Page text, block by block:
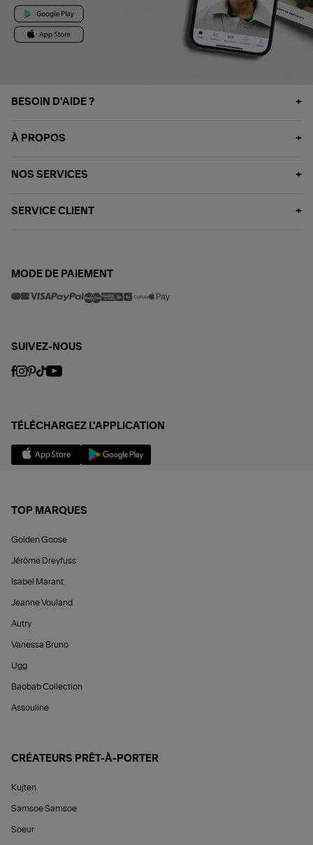
BESOIN D'AIDE ?
À PROPOS
NOS SERVICES
SERVICE CLIENT
MODE DE PAIEMENT
SUIVEZ-NOUS
TÉLÉCHARGEZ L'APPLICATION
TOP MARQUES
Golden Goose
Jérôme Dreyfuss
Isabel Marant
Jeanne Vouland
Autry
Vanessa Bruno
Ugg
Baobab Collection
Assouline
CRÉATEURS PRÊT-À-PORTER
Kujten
Samsoe Samsoe
Soeur